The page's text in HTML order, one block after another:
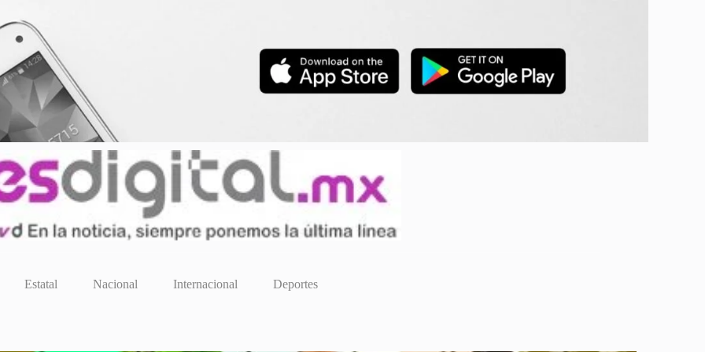
Estatal Nacional Internacional Deportes